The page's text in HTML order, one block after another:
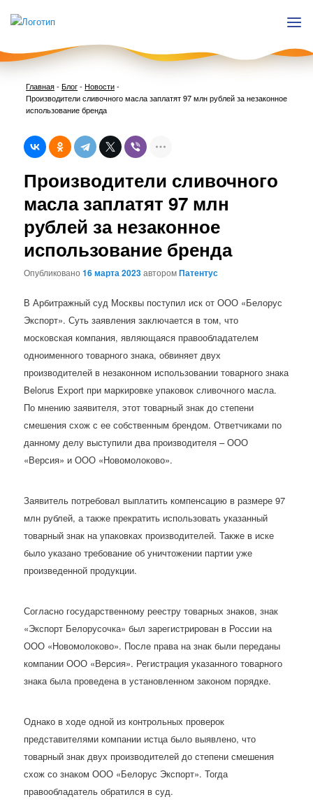
Главная-Блог- Новости-
Производители сливочного масла заплатят 97 млн рублей за незаконное
использование бренда
Производители сливочного
масла заплатят 97 млн
рублей за незаконное
использование бренда
Опубликовано16 марта 2023авторомПатентус
В Арбитражный суд Москвы поступил иск от ООО «Белорус
Экспорт». Суть заявления заключается в том, что
московская компания, являющаяся правообладателем
одноименного товарного знака, обвиняет двух
производителей в незаконном использовании товарного знака
Belorus Eхport при маркировке упаковок сливочного масла.
По мнению заявителя, этот товарный знак до степени
смешения схож с ее собственным брендом. Ответчиками по
данному делу выступили два производителя – ООО
«Версия» и ООО «Новомолоково».
Заявитель потребовал выплатить компенсацию в размере 97
млн рублей, а также прекратить использовать указанный
товарный знак на упаковках производителей. Также в иске
было указано требование об уничтожении партии уже
произведенной продукции.
Согласно государственному реестру товарных знаков, знак
«Экспорт Белорусочка» был зарегистрирован в России на
ООО «Новомолоково». После права на знак были переданы
компании ООО «Версия». Регистрация указанного товарного
знака была проведена в установленном законом порядке.
Однако в ходе одной из контрольных проверок
представителями компании истца было выявлено, что
товарный знак двух производителей до степени смешения
схож со знаком ООО «Белорус Экспорт». Тогда
правообладатель обратился в суд.